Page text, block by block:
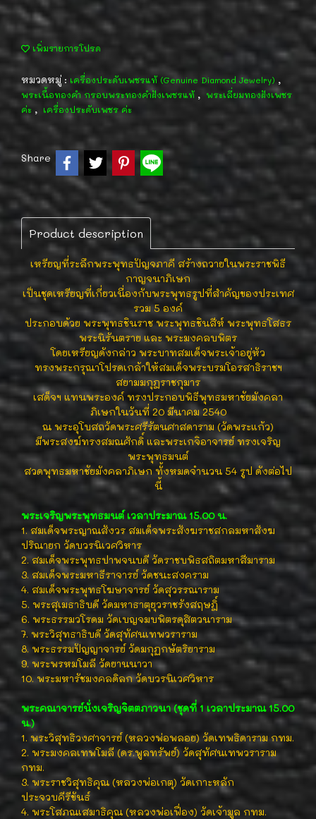
เพิ่มรายการโปรด
หมวดหมู่ : เครื่องประดับเพชรแท้ (Genuine Diamond Jewelry) ,
พระเนื้อทองคำ กรอบพระทองคำฝังเพชรแท้ , พระเลี่ยมทองฝังเพชร
ค่ะ , เครื่องประดับเพชร ค่ะ
Share
Product description
เหรียญที่ระลึกพระพุทธปัญจภาคี สร้างถวายในพระราชพิธี
กาญจนาภิเษก
เป็นชุดเหรียญที่เกี่ยวเนื่องกับพระพุทธรูปที่สำคัญของประเทศ
รวม 5 องค์
ประกอบด้วย พระพุทธชินราช พระพุทธชินสีห์ พระพุทธโสธร
พระนิรันตราย และ พระมงคลบพิตร
โดยเหรียญดังกล่าว พระบาทสมเด็จพระเจ้าอยู่หัว
ทรงพระกรุณาโปรดเกล้าให้สมเด็จพระบรมโอรสาธิราชฯ
สยามมกุฎราชกุมาร
เสด็จฯ แทนพระองค์ ทรงประกอบพิธีพุทธมหาชัยมังคลา
ภิเษกในวันที่ 20 มีนาคม 2540
ณ พระอุโบสถวัดพระศรีรัตนศาสดาราม (วัดพระแก้ว)
มีพระสงฆ์ทรงสมณศักดิ์ และพระเกจิอาจารย์ ทรงเจริญ
พระพุทธมนต์
สวดพุทธมหาชัยมังคลาภิเษก ทั้งหมดจำนวน 54 รูป ดังต่อไป
นี้
พระเจริญพระพุทธมนต์ เวลาประมาณ 15.00 น.
1. สมเด็จพระญาณสังวร สมเด็จพระสังฆราชสกลมหาสังฆ
ปริณายก วัดบวรนิเวศวิหาร
2. สมเด็จพระพุทธปาพจนบดี วัดราชบพิธสถิตมหาสีมาราม
3. สมเด็จพระมหาธีราจารย์ วัดชนะสงคราม
4. สมเด็จพระพุทธโฆษาจารย์ วัดสุวรรณาราม
5. พระสุเมธาธิบดี วัดมหาธาตุยุวราชรังสฤษฎิ์
6. พระธรรมวโรดม วัดเบญจมบพิตรดุสิตวนาราม
7. พระวิสุทธาธิบดี วัดสุทัศนเทพวราราม
8. พระธรรมปัญญาจารย์ วัดมกุฏกษัตริยาราม
9. พระพรหมโมลี วัดยานนาวา
10. พระมหารัชมงคลดิลก วัดบวรนิเวศวิหาร
พระคณาจารย์นั่งเจริญจิตตภาวนา (ชุดที่ 1 เวลาประมาณ 15.00
น.)
1. พระวิสุทธิวงศาจารย์ (หลวงพ่อพลอย) วัดเทพธิดาราม กทม.
2. พระมงคลเทพโมลี (ดร.พูลทรัพย์) วัดสุทัศนเทพวราราม
กทม.
3. พระราชวิสุทธิคุณ (หลวงพ่อเกตุ) วัดเกาะหลัก
ประจวบคีรีขันธ์
4. พระโสภณเสมาธิคุณ (หลวงพ่อเฟื่อง) วัดเจ้ามูล กทม.